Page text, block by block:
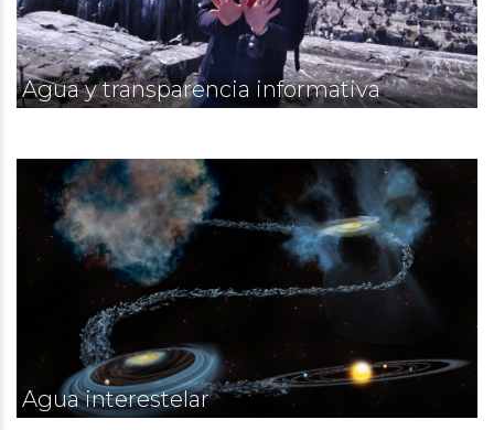
Agua y transparencia informativa
Agua interestelar